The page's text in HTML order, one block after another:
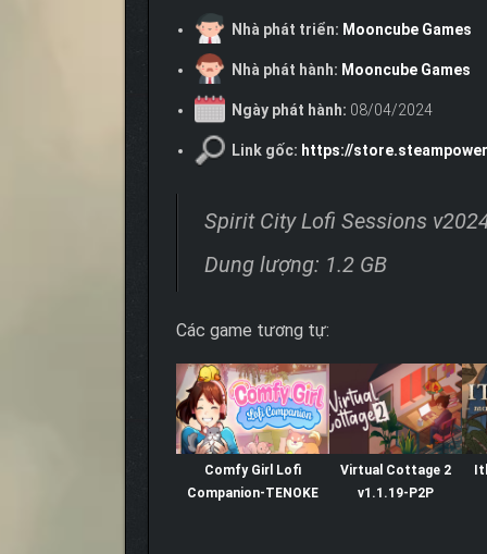
Nhà phát triển: Mooncube Games
Nhà phát hành: Mooncube Games
Ngày phát hành: 08/04/2024
Link gốc: https://
Spirit City Lofi Sessions
Dung lượng: 1.2 GB
Các game tương tự:
Comfy Girl Lofi
Companion-TENOKE
Virtual Cottage 2
v1.1.19-P2P